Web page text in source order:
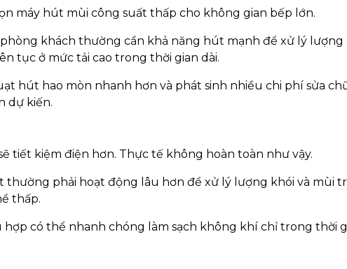
máy hút mùi công suất thấp cho không gian bếp lớn.
khách thường cần khả năng hút mạnh để xử lý
tục ở mức tải cao trong thời gian dài.
hút hao mòn nhanh hơn và phát sinh nhiều chi phí sửa
dự kiến.
tiết kiệm điện hơn. Thực tế không hoàn toàn như vậy.
phải hoạt động lâu hơn để xử lý lượng khói và mùi
thấp.
có thể nhanh chóng làm sạch không khí chỉ trong thời